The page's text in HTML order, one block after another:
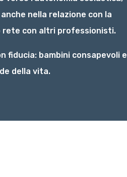
nella relazione con la
rete con altri professionisti.
fiducia: bambini consapevoli e
della vita.